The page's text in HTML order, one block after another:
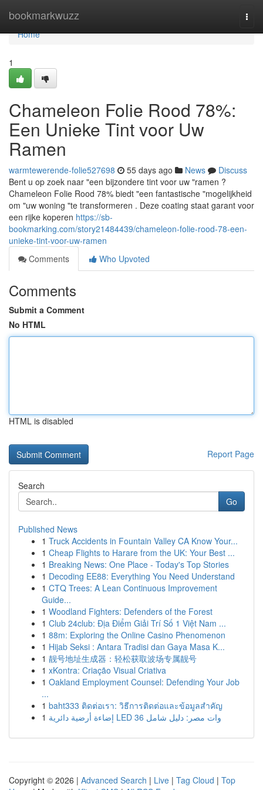
bookmarkwuzz
Home
Home
1
Chameleon Folie Rood 78%:
Een Unieke Tint voor Uw
Ramen
warmtewerende-folie527698 55 days ago News
Discuss
Bent u op zoek naar "een bijzondere tint voor uw "ramen ?
Chameleon Folie Rood 78% biedt "een fantastische "mogelijkheid
om "uw woning "te transformeren . Deze coating staat garant voor
een rijke koperen https://sb-
bookmarking.com/story21484439/chameleon-folie-rood-78-een-
unieke-tint-voor-uw-ramen
Comments
Who Upvoted
Comments
Submit a Comment
No HTML
HTML is disabled
Report Page
Search
Go
Published News
1 Truck Accidents in Fountain Valley CA Know Your...
1 Cheap Flights to Harare from the UK: Your Best ...
1 Breaking News: One Place - Today's Top Stories
1 Decoding EE88: Everything You Need Understand
1 CTQ Trees: A Lean Continuous Improvement
Guide...
1 Woodland Fighters: Defenders of the Forest
1 Club 24club: Địa Điểm Giải Trí Số 1 Việt Nam ...
1 88m: Exploring the Online Casino Phenomenon
1 Hijab Seksi : Antara Tradisi dan Gaya Masa K...
1 靓号地址生成器：轻松获取波场专属靓号
1 xKontra: Criação Visual Criativa
1 Oakland Employment Counsel: Defending Your Job
...
1 baht333 ติดต่อเรา: วิธีการติดต่อและข้อมูลสำคัญ
1
إضاءة أرضية دائرية LED 36 وات مصر: دليل شامل
Copyright © 2026 | Advanced Search | Live | Tag Cloud | Top